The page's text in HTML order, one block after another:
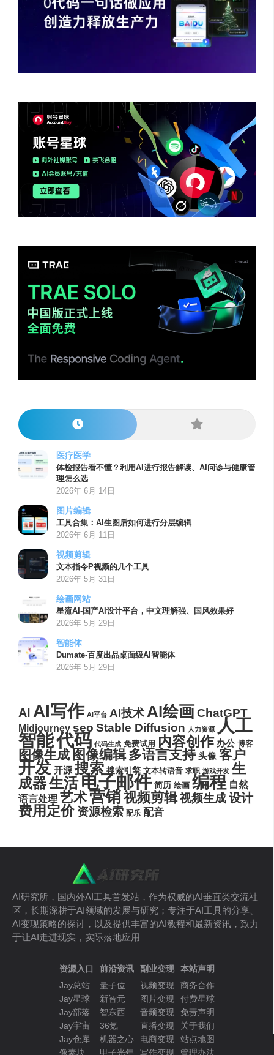
医疗医学
体检报告看不懂？利用AI进行报告解读、AI问诊与健康管
理怎么选
2026年 6月 14日
图片编辑
工具合集：AI生图后如何进行分层编辑
2026年 6月 11日
视频剪辑
文本指令P视频的几个工具
2026年 5月 31日
绘画网站
星流AI-国产AI设计平台，中文理解强、国风效果好
2026年 5月 29日
智能体
Dumate-百度出品桌面级AI智能体
2026年 5月 29日
AI AI写作 AI平台 AI技术 AI绘画ChatGPT
Midjourney seo Stable Diffusion 人力资源 人工
智能代码 代码生成 免费试用 内容创作 办公 博客
图像生成 图像编辑 多语言支持 头像 客户
开发 开源 搜索 搜索引擎 文本转语音 求职 游戏开发 生
成器生活电子邮件 简历 绘画 编程 自然
语言处理 艺术营销视频剪辑视频生成设计
费用定价 资源检索 配乐 配音
AI研究所，国内外AI工具首发站，作为权威的AI垂直类交流社
区，长期深耕于AI领域的发展与研究；专注于AI工具的分享、
AI变现策略的探讨，以及提供丰富的AI教程和最新资讯，致力
于让AI走进现实，实际落地应用
资源入口
Jay总站
Jay星球
Jay部落
Jay宇宙
Jay仓库
像素块
前沿资讯
量子位
新智元
智东西
36氪
机器之心
甲子光年
副业变现
视频变现
图片变现
音频变现
直播变现
电商变现
写作变现
本站声明
商务合作
付费星球
免责声明
关于我们
站点地图
管理办法